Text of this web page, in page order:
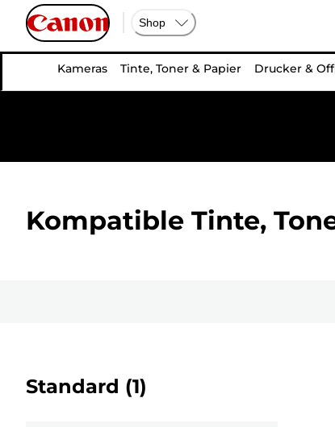
Shop
Kameras Tinte, Toner & Papier Drucker &
Kompatible Tinte,
Standard (1)